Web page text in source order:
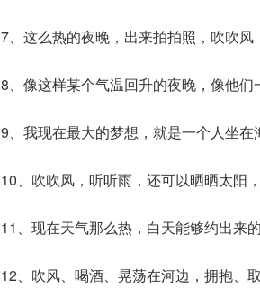
7、这么热的夜晚，出来拍拍照，吹吹风
8、像这样某个气温回升的夜晚，像他们
9、我现在最大的梦想，就是一个人坐在
10、吹吹风，听听雨，还可以晒晒太阳
11、现在天气那么热，白天能够约出来
12、吹风、喝酒、晃荡在河边，拥抱、